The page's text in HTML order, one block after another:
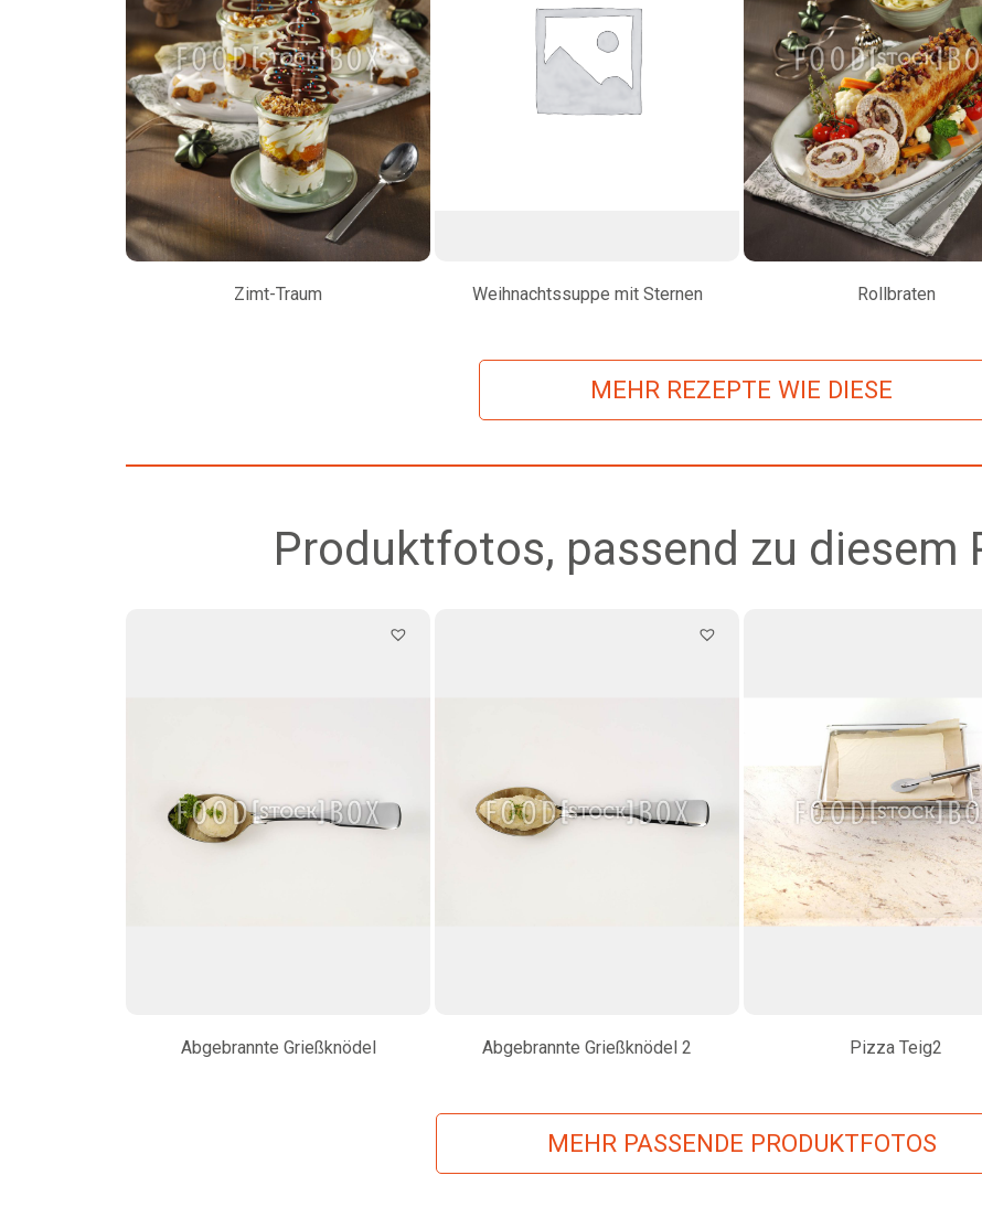
Zimt-Traum Weihnachtssuppe mit Sternen Rollbraten
MEHR REZEPTE WIE DIESE
Produktfotos, passend zu diesem
Abgebrannte Grießknödel Abgebrannte Grießknödel 2 Pizza Teig2
MEHR PASSENDE PRODUKTFOTOS